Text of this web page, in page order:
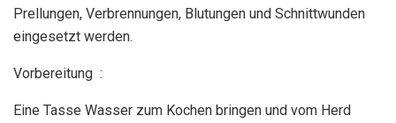
Prellungen, Verbrennungen, Blutungen und Schnittwunden
eingesetzt werden.
Vorbereitung :
Eine Tasse Wasser zum Kochen bringen und vom Herd